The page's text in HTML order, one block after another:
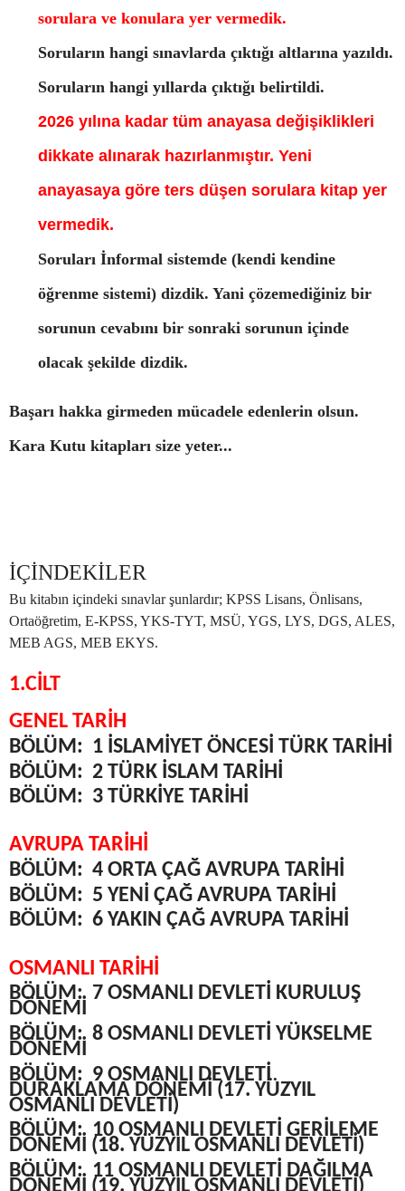
sorulara ve konulara yer vermedik.
Soruların hangi sınavlarda çıktığı altlarına yazıldı.
Soruların hangi yıllarda çıktığı belirtildi.
2026 yılına kadar tüm anayasa değişiklikleri
dikkate alınarak hazırlanmıştır. Yeni
anayasaya göre ters düşen sorulara kitap yer
vermedik.
Soruları İnformal sistemde (kendi kendine
öğrenme sistemi) dizdik. Yani çözemediğiniz bir
sorunun cevabını bir sonraki sorunun içinde
olacak şekilde dizdik.
Başarı hakka girmeden mücadele edenlerin olsun.
Kara Kutu kitapları size yeter...
İÇİNDEKİLER
Bu kitabın içindeki sınavlar şunlardır; KPSS Lisans, Önlisans,
Ortaöğretim, E-KPSS, YKS-TYT, MSÜ, YGS, LYS, DGS, ALES,
MEB AGS, MEB EKYS.
1.CİLT
GENEL TARİH
BÖLÜM: 1 İSLAMİYET ÖNCESİ TÜRK TARİHİ
BÖLÜM: 2 TÜRK İSLAM TARİHİ
BÖLÜM: 3 TÜRKİYE TARİHİ
AVRUPA TARİHİ
BÖLÜM: 4 ORTA ÇAĞ AVRUPA TARİHİ
BÖLÜM: 5 YENİ ÇAĞ AVRUPA TARİHİ
BÖLÜM: 6 YAKIN ÇAĞ AVRUPA TARİHİ
OSMANLI TARİHİ
BÖLÜM: 7 OSMANLI DEVLETİ KURULUŞ
DÖNEMİ
BÖLÜM: 8 OSMANLI DEVLETİ YÜKSELME
DÖNEMİ
BÖLÜM: 9 OSMANLI DEVLETİ
DURAKLAMA DÖNEMİ (17. YÜZYIL
OSMANLI DEVLETİ)
BÖLÜM: 10 OSMANLI DEVLETİ GERİLEME
DÖNEMİ (18. YÜZYIL OSMANLI DEVLETİ)
BÖLÜM: 11 OSMANLI DEVLETİ DAĞILMA
DÖNEMİ (19. YÜZYIL OSMANLI DEVLETİ)